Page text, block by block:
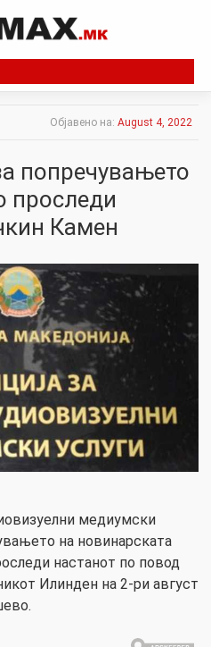
Објавено на: August 4, 2022
попречувањето
проследи
Камен
медиумски
на новинарската
настанот по повод
Илинден на 2-ри август